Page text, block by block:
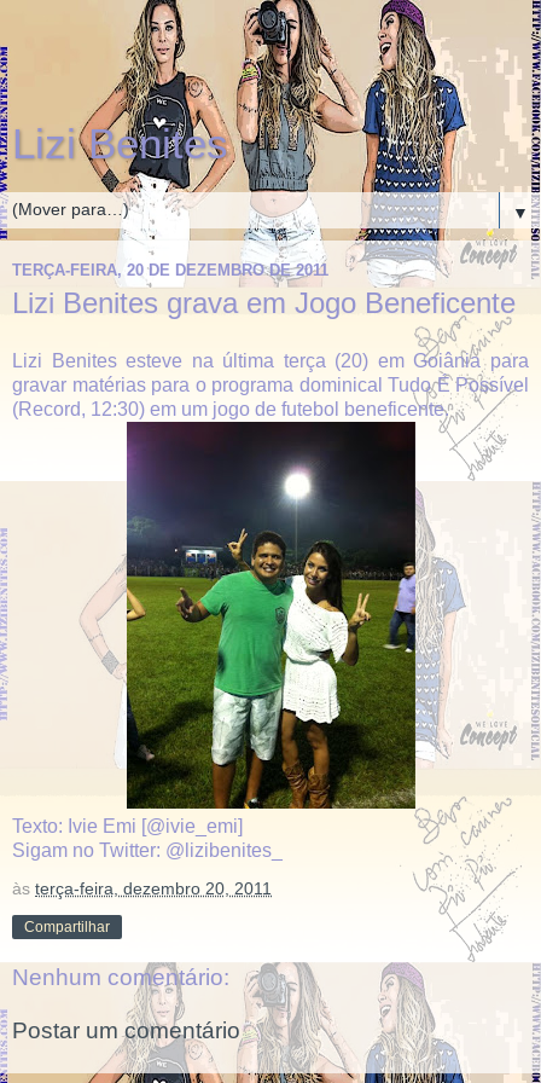
Lizi Benites
▼
TERÇA-FEIRA, 20 DE DEZEMBRO DE 2011
Lizi Benites grava em Jogo Beneficente
Lizi Benites esteve na última terça (20) em Goiânia para
gravar matérias para o programa dominical Tudo É Possível
(Record, 12:30) em um jogo de futebol beneficente.
Texto: Ivie Emi [@ivie_emi]
Sigam no Twitter: @lizibenites_
às terça-feira, dezembro 20, 2011
Compartilhar
Nenhum comentário:
Postar um comentário